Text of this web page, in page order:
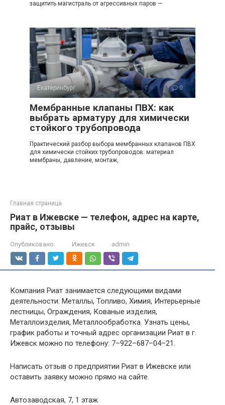
защитить магистраль от агрессивных паров —
Екатеринбург 0
Мембранные клапаны ПВХ: как
выбрать арматуру для химически
стойкого трубопровода
Практический разбор выбора мембранных клапанов ПВХ
для химически стойких трубопроводов: материал
мембраны, давление, монтаж,
Главная страница
Риат в Ижевске — телефон, адрес на карте,
прайс, отзывы
Опубликовано: Ижевск admin
Компания Риат занимается следующими видами
деятельности: Металлы, Топливо, Химия, Интерьерные
лестницы, Ограждения, Кованые изделия,
Металлоизделия, Металлообработка. Узнать цены,
график работы и точный адрес организации Риат в г.
Ижевск можно по телефону: 7–922–687–04–21.
Написать отзыв о предприятии Риат в Ижевске или
оставить заявку можно прямо на сайте.
Автозаводская, 7, 1 этаж